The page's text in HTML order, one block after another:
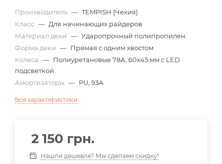
Производитель — TEMPISH (Чехия)
Класс — Для начинающих райдеров
Материал деки — Ударопрочный полипропилен
Форма деки — Прямая с одним хвостом
Колеса — Полиуретановые 78А, 60х45 мм с LED
подсветкой
Амортизаторы — PU, 93A
Все характеристики
2 150 грн.
Нашли дешевле? Мы сделаем скидку!